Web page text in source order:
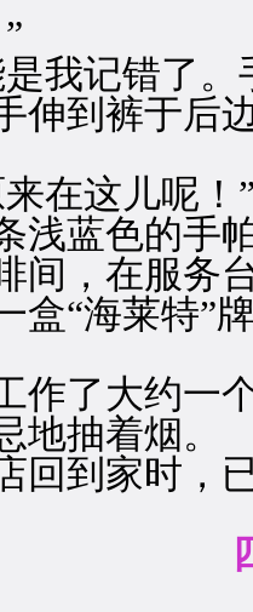
记错了。
到裤于后边
在这儿呢！
蓝色的手
，在服务台
盒“海莱特”
了大约一个
地抽着烟。
到家时，